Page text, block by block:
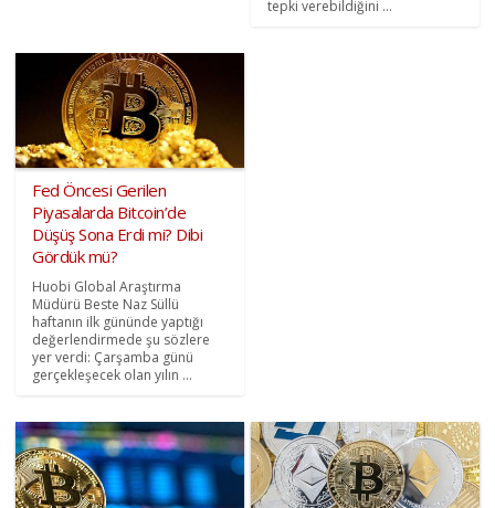
tepki verebildiğini ...
Fed Öncesi Gerilen
Piyasalarda Bitcoin’de
Düşüş Sona Erdi mi? Dibi
Gördük mü?
Huobi Global Araştırma
Müdürü Beste Naz Süllü
haftanın ilk gününde yaptığı
değerlendirmede şu sözlere
yer verdi: Çarşamba günü
gerçekleşecek olan yılın ...